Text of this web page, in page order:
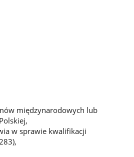
międzynarodowych lub
w sprawie kwalifikacji